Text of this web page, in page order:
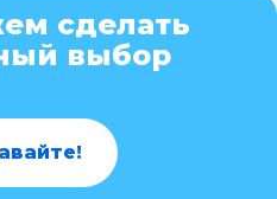
сделать
выбор